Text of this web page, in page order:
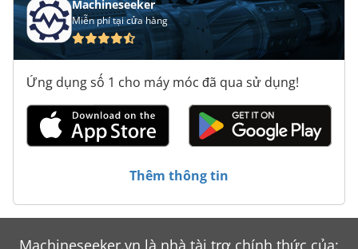
Machineseeker
Miễn phí tại cửa hàng
Ứng dụng số 1 cho máy móc đã qua sử dụng!
Thêm thông tin
Machineseeker.vn là nhà tài trợ chính thức của: